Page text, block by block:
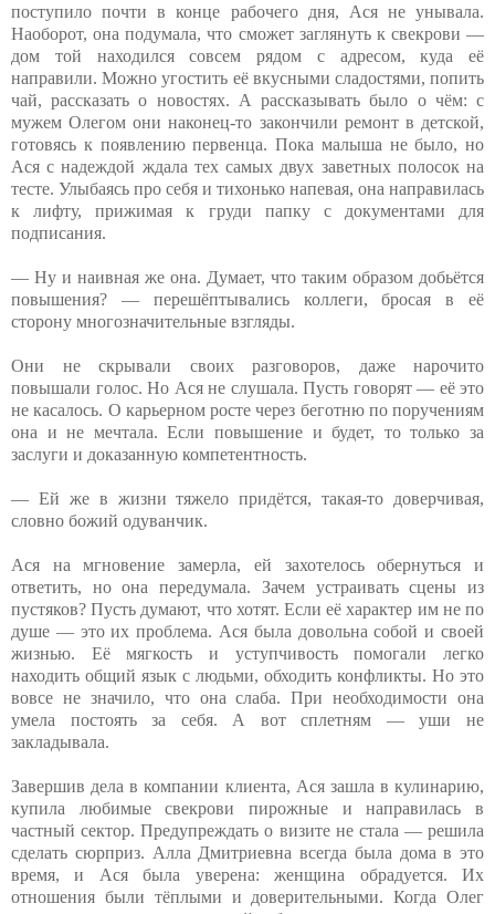
поступило почти в конце рабочего дня, Ася не унывала.
Наоборот, она подумала, что сможет заглянуть к свекрови —
дом той находился совсем рядом с адресом, куда её
направили. Можно угостить её вкусными сладостями, попить
чай, рассказать о новостях. А рассказывать было о чём: с
мужем Олегом они наконец-то закончили ремонт в детской,
готовясь к появлению первенца. Пока малыша не было, но
Ася с надеждой ждала тех самых двух заветных полосок на
тесте. Улыбаясь про себя и тихонько напевая, она направилась
к лифту, прижимая к груди папку с документами для
подписания.
— Ну и наивная же она. Думает, что таким образом добьётся
повышения? — перешёптывались коллеги, бросая в её
сторону многозначительные взгляды.
Они не скрывали своих разговоров, даже нарочито
повышали голос. Но Ася не слушала. Пусть говорят — её это
не касалось. О карьерном росте через беготню по поручениям
она и не мечтала. Если повышение и будет, то только за
заслуги и доказанную компетентность.
— Ей же в жизни тяжело придётся, такая-то доверчивая,
словно божий одуванчик.
Ася на мгновение замерла, ей захотелось обернуться и
ответить, но она передумала. Зачем устраивать сцены из
пустяков? Пусть думают, что хотят. Если её характер им не по
душе — это их проблема. Ася была довольна собой и своей
жизнью. Её мягкость и уступчивость помогали легко
находить общий язык с людьми, обходить конфликты. Но это
вовсе не значило, что она слаба. При необходимости она
умела постоять за себя. А вот сплетням — уши не
закладывала.
Завершив дела в компании клиента, Ася зашла в кулинарию,
купила любимые свекрови пирожные и направилась в
частный сектор. Предупреждать о визите не стала — решила
сделать сюрприз. Алла Дмитриевна всегда была дома в это
время, и Ася была уверена: женщина обрадуется. Их
отношения были тёплыми и доверительными. Когда Олег